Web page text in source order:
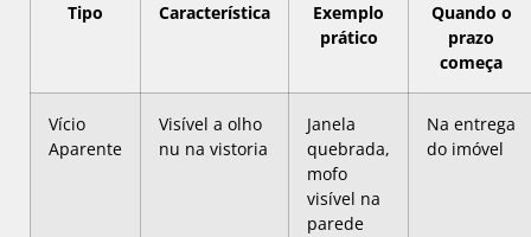
Tipo Característica
Exemplo
prático
Quando o
prazo
começa
Vício
Aparente
Visível a olho
nu na vistoria
Janela
quebrada,
mofo
visível na
parede
Na entrega
do imóvel